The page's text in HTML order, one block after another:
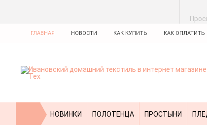
ГЛАВНАЯ НОВОСТИ КАК КУПИТЬ КАК ОПЛАТИТЬ
НОВИНКИ ПОЛОТЕНЦА ПРОСТЫНИ